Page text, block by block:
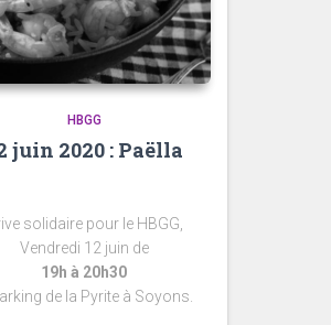
HBGG
juin 2020 : Paëlla
solidaire pour le HBGG,
Vendredi 12 juin de
19h à 20h30
de la Pyrite à Soyons.